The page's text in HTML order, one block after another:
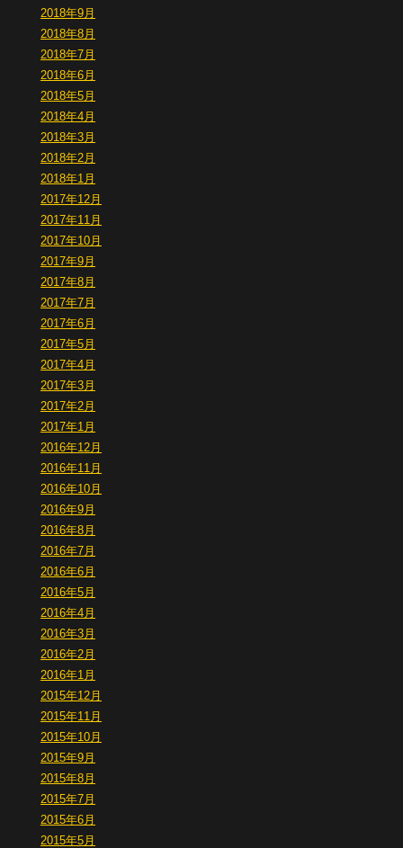
2018年9月
2018年8月
2018年7月
2018年6月
2018年5月
2018年4月
2018年3月
2018年2月
2018年1月
2017年12月
2017年11月
2017年10月
2017年9月
2017年8月
2017年7月
2017年6月
2017年5月
2017年4月
2017年3月
2017年2月
2017年1月
2016年12月
2016年11月
2016年10月
2016年9月
2016年8月
2016年7月
2016年6月
2016年5月
2016年4月
2016年3月
2016年2月
2016年1月
2015年12月
2015年11月
2015年10月
2015年9月
2015年8月
2015年7月
2015年6月
2015年5月